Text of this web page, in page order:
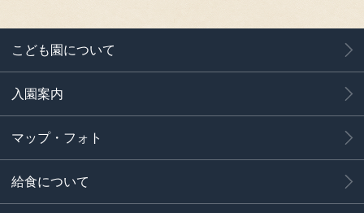
こども園について
入園案内
マップ・フォト
給食について